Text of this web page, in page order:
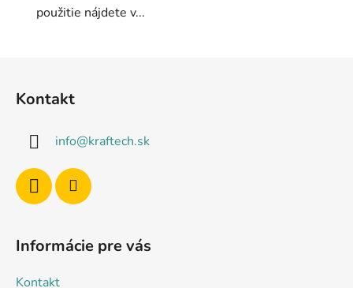
použitie nájdete v...
Kontakt
info@kraftech.sk
Informácie pre vás
Kontakt